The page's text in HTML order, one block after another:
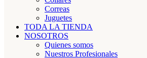
Correas
Juguetes
TODA LA TIENDA
NOSOTROS
Quienes somos
Nuestros Profesionales